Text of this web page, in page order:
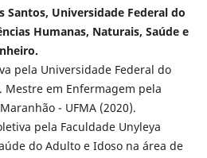
Santos, Universidade Federal do
Humanas, Naturais, Saúde e
pela Universidade Federal do
Mestre em Enfermagem pela
- UFMA (2020).
pela Faculdade Unyleya
do Adulto e Idoso na área de